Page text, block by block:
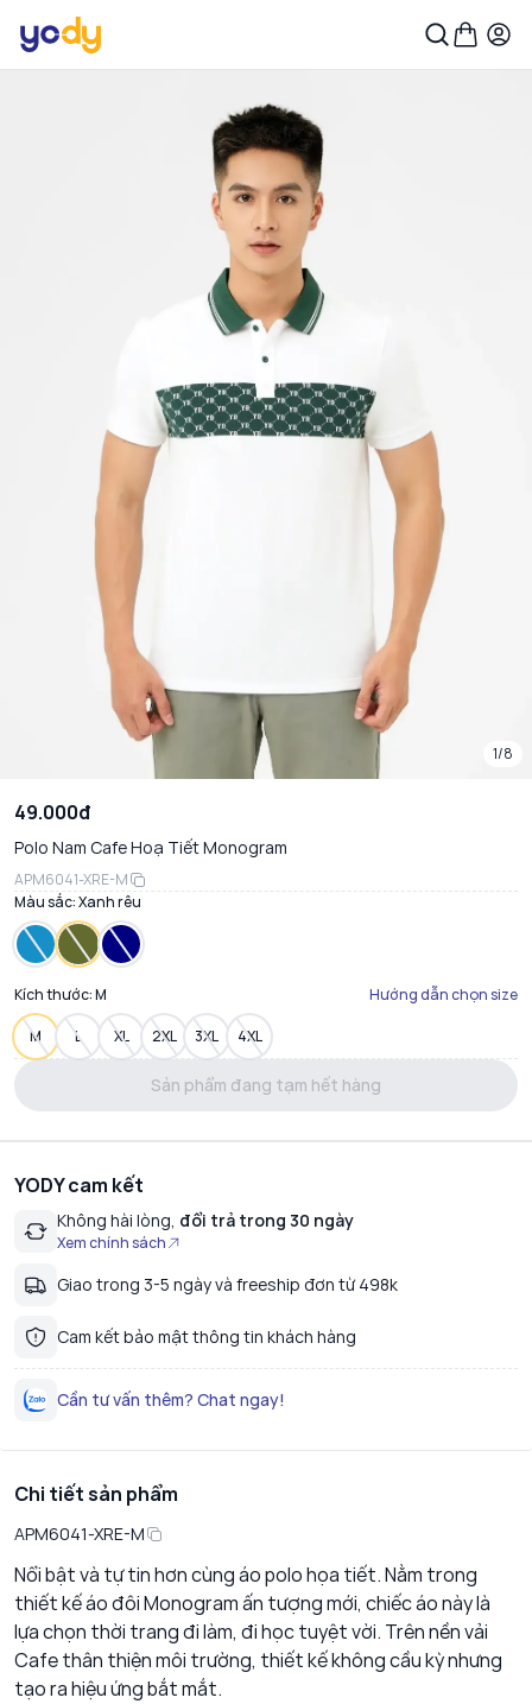
1/8
49.000đ
Polo Nam Cafe Hoạ Tiết Monogram
APM6041-XRE-M
Màu sắc:Xanh rêu
Kích thước:M Hướng dẫn chọn size
M L XL 2XL 3XL 4XL
Sản phẩm đang tạm hết hàng
YODY cam kết
Không hài lòng, đổi trả trong 30 ngày
Xem chính sách
Giao trong 3-5 ngày và freeship đơn từ 498k
Cam kết bảo mật thông tin khách hàng
Cần tư vấn thêm? Chat ngay!
Chi tiết sản phẩm
APM6041-XRE-M
Nổi bật và tự tin hơn cùng áo polo họa tiết. Nằm trong
thiết kế áo đôi Monogram ấn tượng mới, chiếc áo này là
lựa chọn thời trang đi làm, đi học tuyệt vời. Trên nền vải
Cafe thân thiện môi trường, thiết kế không cầu kỳ nhưng
tạo ra hiệu ứng bắt mắt.